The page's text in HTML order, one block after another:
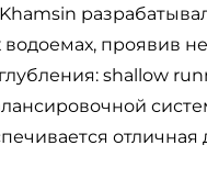
проявив
shallow